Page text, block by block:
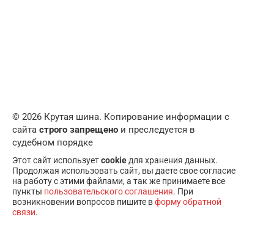
© 2026 Крутая шина. Копирование информации с
сайта строго запрещено и преследуется в
судебном порядке
Этот сайт используетcookie для хранения данных.
Продолжая использовать сайт, вы даете свое согласие
на работу с этими файлами, а так же принимаете все
пункты пользовательского соглашения. При
возникновении вопросов пишите вформу обратной
связи.